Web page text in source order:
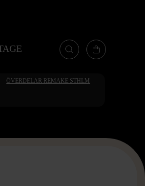
ÖVERDELAR REMAKE STHLM